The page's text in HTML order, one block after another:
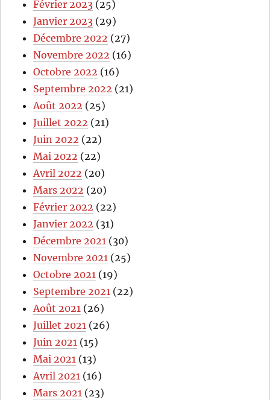
Février 2023 (25)
Janvier 2023 (29)
Décembre 2022 (27)
Novembre 2022 (16)
Octobre 2022 (16)
Septembre 2022 (21)
Août 2022 (25)
Juillet 2022 (21)
Juin 2022 (22)
Mai 2022 (22)
Avril 2022 (20)
Mars 2022 (20)
Février 2022 (22)
Janvier 2022 (31)
Décembre 2021 (30)
Novembre 2021 (25)
Octobre 2021 (19)
Septembre 2021 (22)
Août 2021 (26)
Juillet 2021 (26)
Juin 2021 (15)
Mai 2021 (13)
Avril 2021 (16)
Mars 2021 (23)